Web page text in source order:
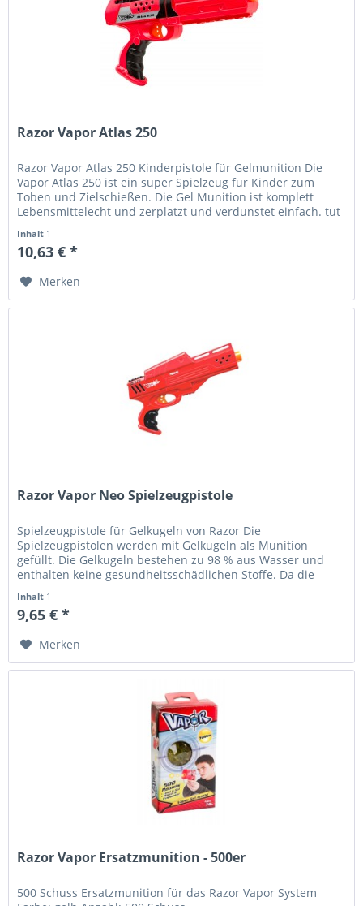
Razor Vapor Atlas 250
Razor Vapor Atlas 250 Kinderpistole für Gelmunition Die
Vapor Atlas 250 ist ein super Spielzeug für Kinder zum
Toben und Zielschießen. Die Gel Munition ist komplett
Lebensmittelecht und zerplatzt und verdunstet einfach. tut
Inhalt 1
10,63 € *
Merken
Razor Vapor Neo Spielzeugpistole
Spielzeugpistole für Gelkugeln von Razor Die
Spielzeugpistolen werden mit Gelkugeln als Munition
gefüllt. Die Gelkugeln bestehen zu 98 % aus Wasser und
enthalten keine gesundheitsschädlichen Stoffe. Da die
Inhalt 1
9,65 € *
Merken
Razor Vapor Ersatzmunition - 500er
500 Schuss Ersatzmunition für das Razor Vapor System